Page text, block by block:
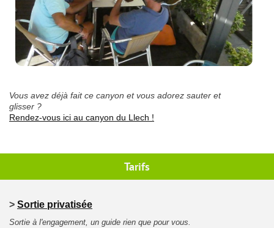
Vous avez déjà fait ce canyon et vous adorez sauter et
glisser ?
Rendez-vous ici au canyon du Llech !
Tarifs
> Sortie privatisée
Sortie à l'engagement, un guide rien que pour vous.